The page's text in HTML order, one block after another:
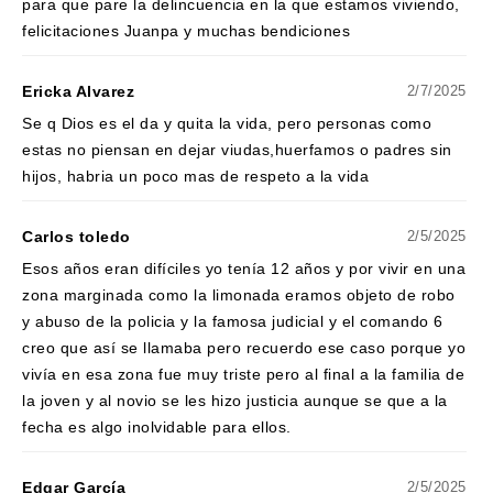
para que pare la delincuencia en la que estamos viviendo,
felicitaciones Juanpa y muchas bendiciones
Ericka Alvarez 2/7/2025
Se q Dios es el da y quita la vida, pero personas como
estas no piensan en dejar viudas,huerfamos o padres sin
hijos, habria un poco mas de respeto a la vida
Carlos toledo 2/5/2025
Esos años eran difíciles yo tenía 12 años y por vivir en una
zona marginada como la limonada eramos objeto de robo
y abuso de la policia y la famosa judicial y el comando 6
creo que así se llamaba pero recuerdo ese caso porque yo
vivía en esa zona fue muy triste pero al final a la familia de
la joven y al novio se les hizo justicia aunque se que a la
fecha es algo inolvidable para ellos.
Edgar García 2/5/2025